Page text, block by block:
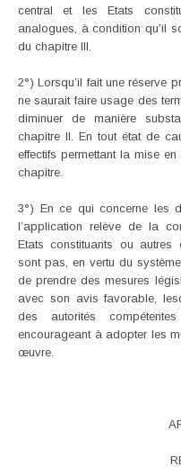
central et les Etats
analogues, à condition qu’il
du chapitre III.
2°) Lorsqu’il fait une réserve
ne saurait faire usage des
diminuer de manière
chapitre II. En tout état de
effectifs permettant la mise
chapitre.
3°) En ce qui concerne les
l’application relève de la
Etats constituants ou autres
sont pas, en vertu du
de prendre des mesures
avec son avis favorable,
des autorités
encourageant à adopter les
œuvre.